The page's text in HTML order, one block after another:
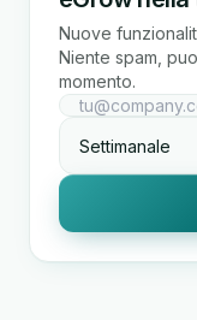
Nuove
Niente spam,
momento.